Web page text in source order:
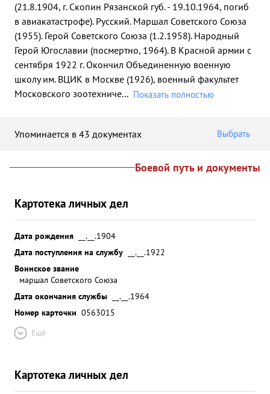
(21.8.1904, г. Скопин Рязанской губ. - 19.10.1964, погиб
в авиакатастрофе). Русский. Маршал Советского Союза
(1955). Герой Советского Союза (1.2.1958). Народный
Герой Югославии (посмертно, 1964). В Красной армии с
сентября 1922 г. Окончил Объединенную военную
школу им. ВЦИК в Москве (1926), военный факультет
Московского зоотехниче... Показать полностью
Упоминается в 43 документах Выбрать
Боевой путь и документы
Картотека личных дел
Дата рождения
__.__.1904
Дата поступления на службу
__.__.1922
Воинское звание
маршал Советского Союза
Дата окончания службы
__.__.1964
Номер карточки 0563015
Ещё
Картотека личных дел